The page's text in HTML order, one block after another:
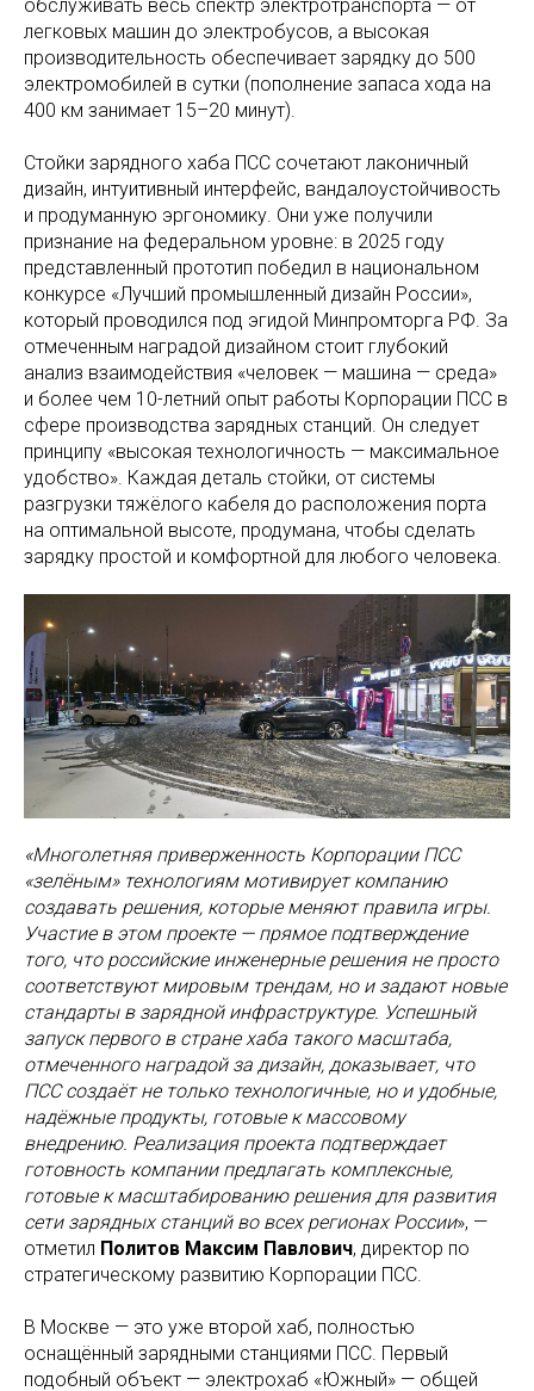
обслуживать весь спектр электротранспорта — от
легковых машин до электробусов, а высокая
производительность обеспечивает зарядку до 500
электромобилей в сутки (пополнение запаса хода на
400 км занимает 15–20 минут).
Стойки зарядного хаба ПСС сочетают лаконичный
дизайн, интуитивный интерфейс, вандалоустойчивость
и продуманную эргономику. Они уже получили
признание на федеральном уровне: в 2025 году
представленный прототип победил в национальном
конкурсе «Лучший промышленный дизайн России»,
который проводился под эгидой Минпромторга РФ. За
отмеченным наградой дизайном стоит глубокий
анализ взаимодействия «человек — машина — среда»
и более чем 10-летний опыт работы Корпорации ПСС в
сфере производства зарядных станций. Он следует
принципу «высокая технологичность — максимальное
удобство». Каждая деталь стойки, от системы
разгрузки тяжёлого кабеля до расположения порта
на оптимальной высоте, продумана, чтобы сделать
зарядку простой и комфортной для любого человека.
«Многолетняя приверженность Корпорации ПСС
«зелёным» технологиям мотивирует компанию
создавать решения, которые меняют правила игры.
Участие в этом проекте — прямое подтверждение
того, что российские инженерные решения не просто
соответствуют мировым трендам, но и задают новые
стандарты в зарядной инфраструктуре. Успешный
запуск первого в стране хаба такого масштаба,
отмеченного наградой за дизайн, доказывает, что
ПСС создаёт не только технологичные, но и удобные,
надёжные продукты, готовые к массовому
внедрению. Реализация проекта подтверждает
готовность компании предлагать комплексные,
готовые к масштабированию решения для развития
сети зарядных станций во всех регионах России», —
отметил Политов Максим Павлович, директор по
стратегическому развитию Корпорации ПСС.
В Москве — это уже второй хаб, полностью
оснащённый зарядными станциями ПСС. Первый
подобный объект — электрохаб «Южный» — общей